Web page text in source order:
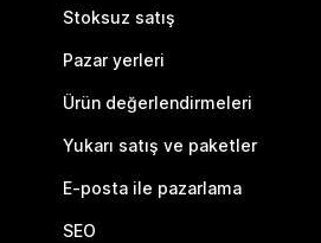
Stoksuz satış
Pazar yerleri
Ürün değerlendirmeleri
Yukarı satış ve paketler
E-posta ile pazarlama
SEO